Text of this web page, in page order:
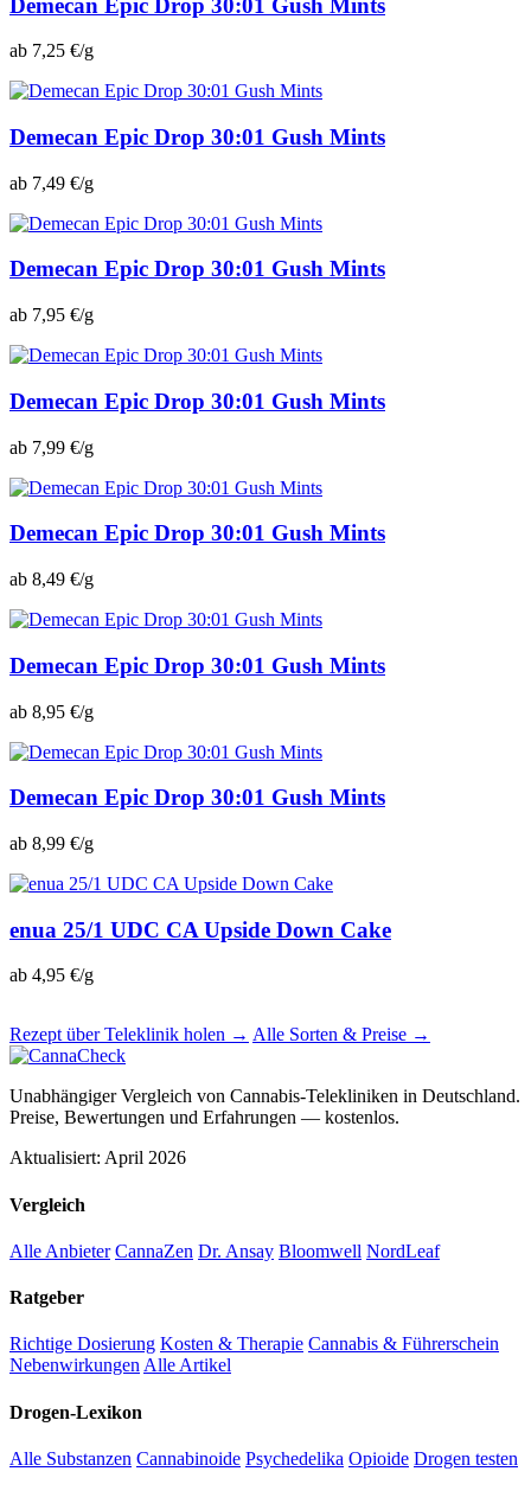
ab 7,25 €/g
Demecan Epic Drop 30:01 Gush Mints
ab 7,49 €/g
Demecan Epic Drop 30:01 Gush Mints
ab 7,95 €/g
Demecan Epic Drop 30:01 Gush Mints
ab 7,99 €/g
Demecan Epic Drop 30:01 Gush Mints
ab 8,49 €/g
Demecan Epic Drop 30:01 Gush Mints
ab 8,95 €/g
Demecan Epic Drop 30:01 Gush Mints
ab 8,99 €/g
enua 25/1 UDC CA Upside Down Cake
ab 4,95 €/g
Rezept über Teleklinik holen → Alle Sorten & Preise →
Unabhängiger Vergleich von Cannabis-Telekliniken in Deutschland.
Preise, Bewertungen und Erfahrungen — kostenlos.
Aktualisiert: April 2026
Vergleich
Alle Anbieter CannaZen Dr. Ansay Bloomwell NordLeaf
Ratgeber
Richtige Dosierung Kosten & Therapie Cannabis & Führerschein
NebenwirkungenAlle Artikel
Drogen-Lexikon
Alle Substanzen Cannabinoide Psychedelika Opioide Drogen testen